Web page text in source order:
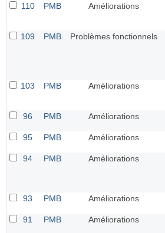
110
PMB Améliorations
109
PMB Problèmes fonctionnels
103
PMB Améliorations
96
PMB Améliorations
95
PMB Améliorations
94
PMB Améliorations
93
PMB Améliorations
91
PMB Améliorations